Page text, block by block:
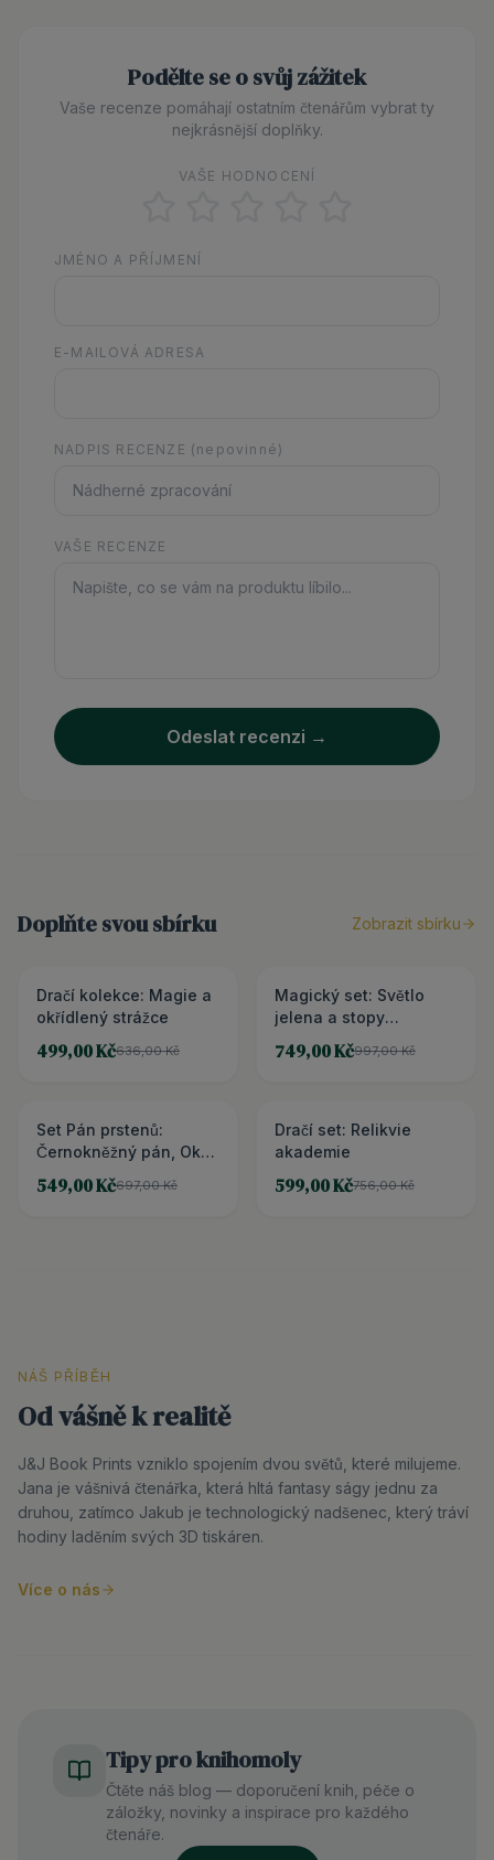
Podělte se o svůj zážitek
Vaše recenze pomáhají ostatním čtenářům vybrat ty
nejkrásnější doplňky.
VAŠE HODNOCENÍ
JMÉNO A PŘÍJMENÍ
E-MAILOVÁ ADRESA
NADPIS RECENZE (nepovinné)
VAŠE RECENZE
Odeslat recenzi →
Doplňte svou sbírku Zobrazit sbírku
SLEVA 22 %
Dračí kolekce: Magie a
okřídlený strážce
499,00 Kč636,00 Kč
SLEVA 25 %
Magický set: Světlo
jelena a stopy
749,00 Kč997,00 Kč
SLEVA 21 %
Set Pán prstenů:
Černokněžný pán, Oko
Saurona a podtácky
549,00 Kč697,00 Kč
3 + PAGEHOLDER ZDARMA
Dračí set: Relikvie
akademie
599,00 Kč756,00 Kč
NÁŠ PŘÍBĚH
Od vášně k realitě
J&J Book Prints vzniklo spojením dvou světů, které milujeme.
Jana je vášnivá čtenářka, která hltá fantasy ságy jednu za
druhou, zatímco Jakub je technologický nadšenec, který tráví
hodiny laděním svých 3D tiskáren.
Více o nás
Tipy pro knihomoly
Čtěte náš blog — doporučení knih, péče o
záložky, novinky a inspirace pro každého
čtenáře.